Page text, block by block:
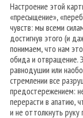
Настроение этой
«пресыщение»,
чувств: мы всеми
достигнув этого (и
понимаем, что нам
обида и отвращение.
равнодушии или
стремлении все
предостережением:
перерасти в апатию,
и не оттолкнуть